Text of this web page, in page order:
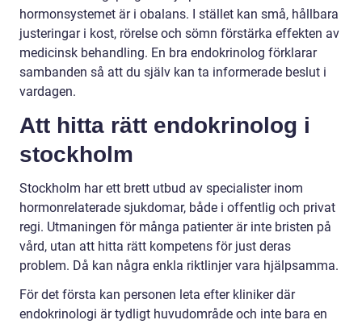
hormonsystemet är i obalans. I stället kan små, hållbara
justeringar i kost, rörelse och sömn förstärka effekten av
medicinsk behandling. En bra endokrinolog förklarar
sambanden så att du själv kan ta informerade beslut i
vardagen.
Att hitta rätt endokrinolog i
stockholm
Stockholm har ett brett utbud av specialister inom
hormonrelaterade sjukdomar, både i offentlig och privat
regi. Utmaningen för många patienter är inte bristen på
vård, utan att hitta rätt kompetens för just deras
problem. Då kan några enkla riktlinjer vara hjälpsamma.
För det första kan personen leta efter kliniker där
endokrinologi är tydligt huvudområde och inte bara en